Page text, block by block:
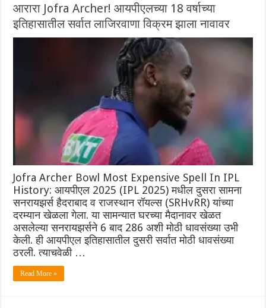
आरारा Jofra Archer! आयपीएलच्या 18 वर्षाच्या
इतिहासातील सर्वात लाजिरवाणा विक्रम झाला नावावर
Jofra Archer Bowl Most Expensive Spell In IPL
History: आयपीएल 2025 (IPL 2025) मधील दुसरा सामना
सनरायझर्स हैदराबाद व राजस्थान रॉयल्स (SRHvRR) यांच्या
दरम्यान खेळला गेला. या सामन्यात घरच्या मैदानावर खेळत
असलेल्या सनरायझर्सने 6 बाद 286 अशी मोठी धावसंख्या उभी
केली. ही आयपीएल इतिहासातील दुसरी सर्वात मोठी धावसंख्या
ठरली. त्याचवेळी …
Read More »